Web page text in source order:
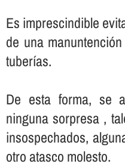
Es imprescindible
de una
tuberí­as.
De esta forma, se
ninguna sorpresa ,
insospechados,
otro atasco molesto.